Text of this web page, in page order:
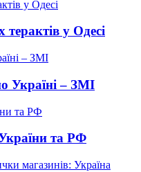
у Одесі
Україні – ЗМІ
та РФ